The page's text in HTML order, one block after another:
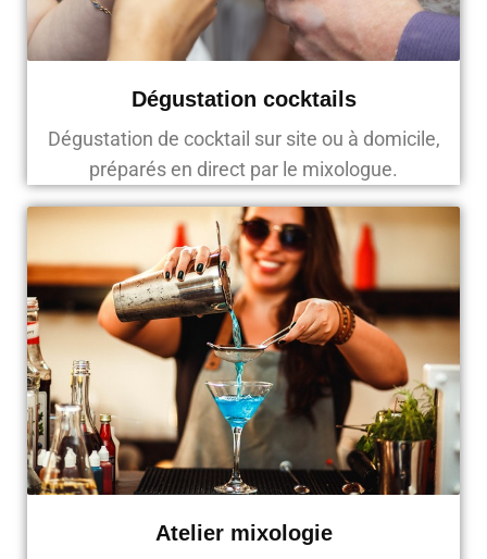
Dégustation cocktails
Dégustation de cocktail sur site ou à domicile,
préparés en direct par le mixologue.
Atelier mixologie